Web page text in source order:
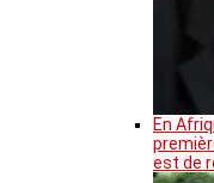
En
est de